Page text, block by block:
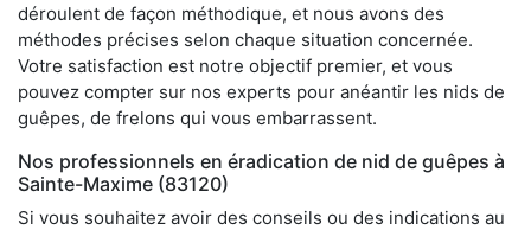
déroulent de façon méthodique, et nous avons des
méthodes précises selon chaque situation concernée.
Votre satisfaction est notre objectif premier, et vous
pouvez compter sur nos experts pour anéantir les nids de
guêpes, de frelons qui vous embarrassent.
Nos professionnels en éradication de nid de guêpes à
Sainte-Maxime (83120)
Si vous souhaitez avoir des conseils ou des indications au